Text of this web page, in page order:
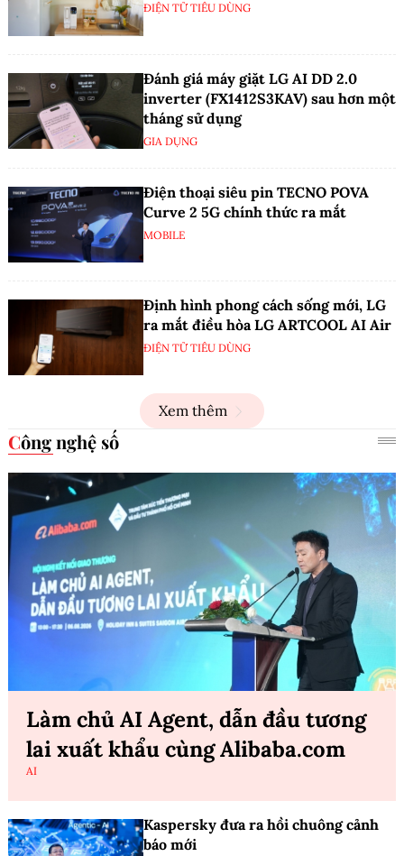
ĐIỆN TỬ TIÊU DÙNG
Đánh giá máy giặt LG AI DD 2.0
inverter (FX1412S3KAV) sau hơn một
tháng sử dụng
GIA DỤNG
Điện thoại siêu pin TECNO POVA
Curve 2 5G chính thức ra mắt
MOBILE
Định hình phong cách sống mới, LG
ra mắt điều hòa LG ARTCOOL AI Air
ĐIỆN TỬ TIÊU DÙNG
Xem thêm
Công nghệ số
Làm chủ AI Agent, dẫn đầu tương
lai xuất khẩu cùng Alibaba.com
AI
Kaspersky đưa ra hồi chuông cảnh
báo mới